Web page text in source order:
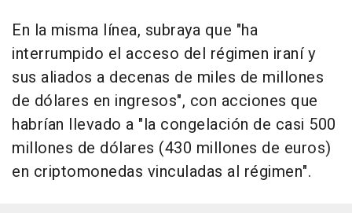
En la misma línea, subraya que "ha
interrumpido el acceso del régimen iraní y
sus aliados a decenas de miles de millones
de dólares en ingresos", con acciones que
habrían llevado a "la congelación de casi 500
millones de dólares (430 millones de euros)
en criptomonedas vinculadas al régimen".